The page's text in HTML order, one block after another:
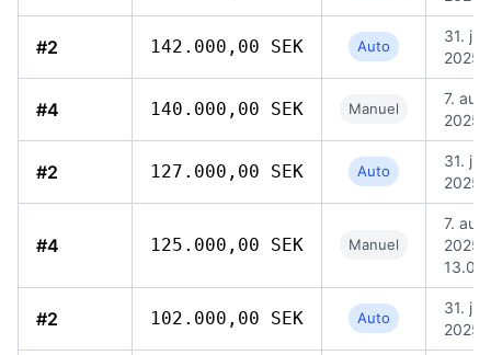
#2 142.000,00 SEK Auto
31. jul.
2025,
#4 140.000,00 SEK Manuel
7. aug.
2025,
#2 127.000,00 SEK Auto
31. jul.
2025,
#4 125.000,00 SEK Manuel
7. aug.
2025,
13.08
#2 102.000,00 SEK Auto
31. jul.
2025,